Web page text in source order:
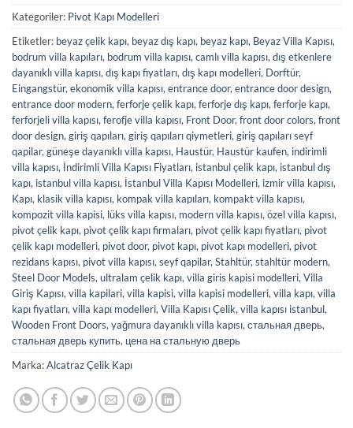
Kategoriler: Pivot Kapı Modelleri
Etiketler: beyaz çelik kapı, beyaz dış kapı, beyaz kapı, Beyaz Villa Kapısı,
bodrum villa kapıları, bodrum villa kapısı, camlı villa kapısı, dış etkenlere
dayanıklı villa kapısı, dış kapı fiyatları, dış kapı modelleri, Dorftür,
Eingangstür, ekonomik villa kapısı, entrance door, entrance door design,
entrance door modern, ferforje çelik kapı, ferforje dış kapı, ferforje kapı,
ferforjeli villa kapısı, ferofje villa kapısı, Front Door, front door colors, front
door design, giriş qapıları, giriş qapıları qiymetleri, giriş qapıları seyf
qapilar, güneşe dayanıklı villa kapısı, Haustür, Haustür kaufen, indirimli
villa kapısı, İndirimli Villa Kapısı Fiyatları, istanbul çelik kapı, istanbul dış
kapı, istanbul villa kapısı, İstanbul Villa Kapısı Modelleri, izmir villa kapısı,
Kapı, klasik villa kapısı, kompak villa kapıları, kompakt villa kapısı,
kompozit villa kapisi, lüks villa kapısı, modern villa kapısı, özel villa kapısı,
pivot çelik kapı, pivot çelik kapı firmaları, pivot çelik kapı fiyatları, pivot
çelik kapı modelleri, pivot door, pivot kapı, pivot kapı modelleri, pivot
rezidans kapısı, pivot villa kapısı, seyf qapilar, Stahltür, stahltür modern,
Steel Door Models, ultralam çelik kapı, villa giris kapisi modelleri, Villa
Giriş Kapısı, villa kapilari, villa kapisi, villa kapisi modelleri, villa kapı, villa
kapı fiyatları, villa kapı modelleri, Villa Kapısı Çelik, villa kapısı istanbul,
Wooden Front Doors, yağmura dayanıklı villa kapısı, стальная дверь,
стальная дверь купить, цена на стальную дверь
Marka:Alcatraz Çelik Kapı